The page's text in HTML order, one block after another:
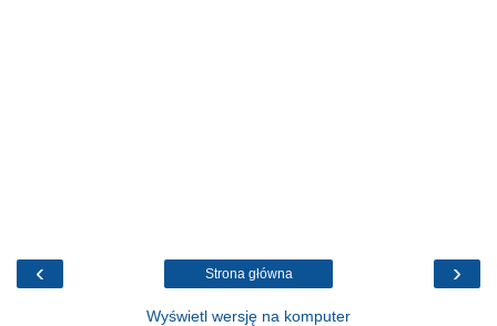
‹ ›
Strona główna
Wyświetl wersję na komputer